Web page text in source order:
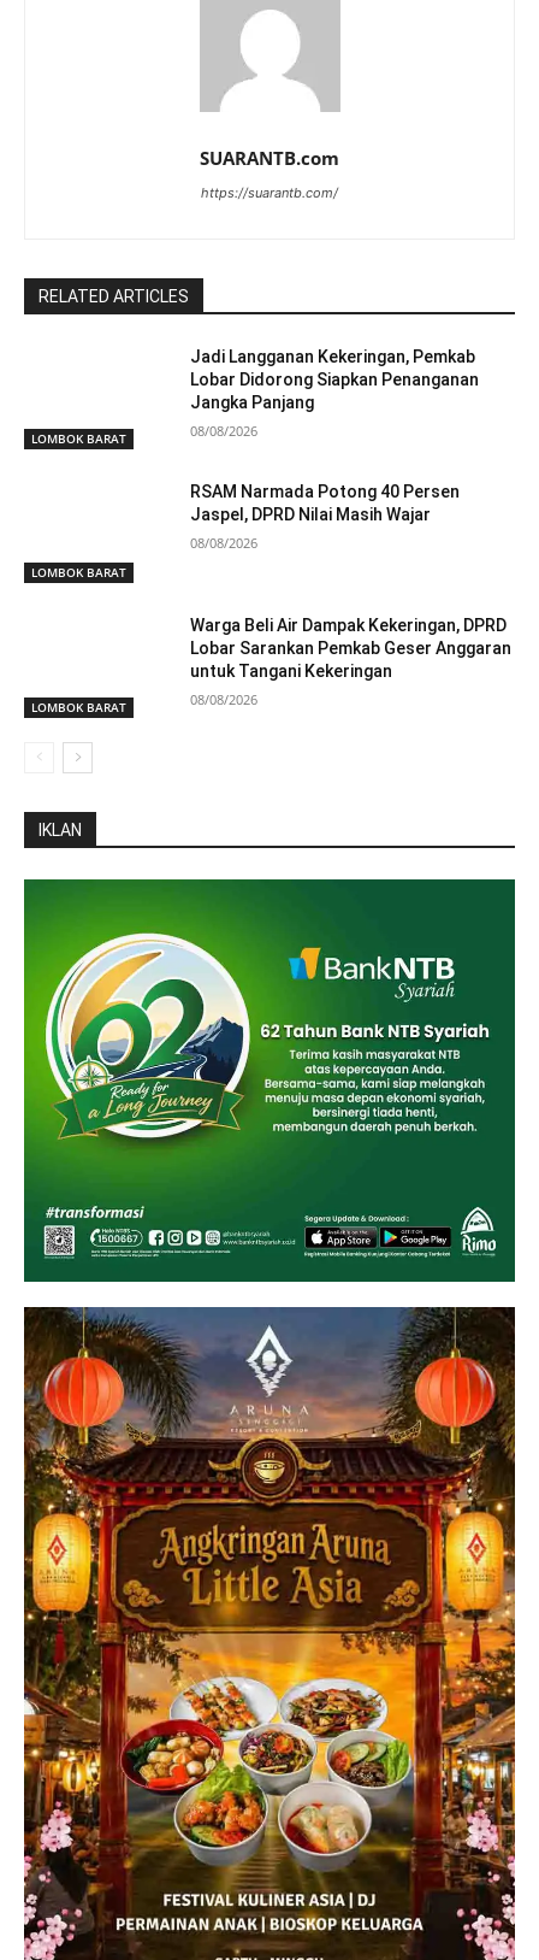
SUARANTB.com
https://suarantb.com/
RELATED ARTICLES
LOMBOK BARAT
Jadi Langganan Kekeringan, Pemkab
Lobar Didorong Siapkan Penanganan
Jangka Panjang
08/08/2026
LOMBOK BARAT
RSAM Narmada Potong 40 Persen
Jaspel, DPRD Nilai Masih Wajar
08/08/2026
LOMBOK BARAT
Warga Beli Air Dampak Kekeringan, DPRD
Lobar Sarankan Pemkab Geser Anggaran
untuk Tangani Kekeringan
08/08/2026
IKLAN